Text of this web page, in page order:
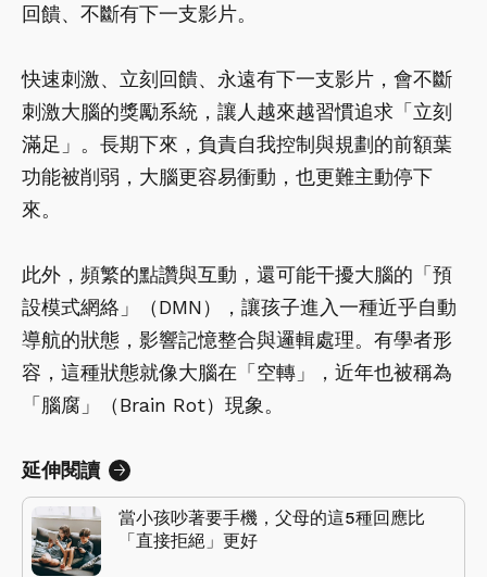
回饋、不斷有下一支影片。
快速刺激、立刻回饋、永遠有下一支影片，會不斷
刺激大腦的獎勵系統，讓人越來越習慣追求「立刻
滿足」。長期下來，負責自我控制與規劃的前額葉
功能被削弱，大腦更容易衝動，也更難主動停下
來。
此外，頻繁的點讚與互動，還可能干擾大腦的「預
設模式網絡」（DMN），讓孩子進入一種近乎自動
導航的狀態，影響記憶整合與邏輯處理。有學者形
容，這種狀態就像大腦在「空轉」，近年也被稱為
「腦腐」（Brain Rot）現象。
延伸閱讀
當小孩吵著要手機，父母的這5種回應比
「直接拒絕」更好